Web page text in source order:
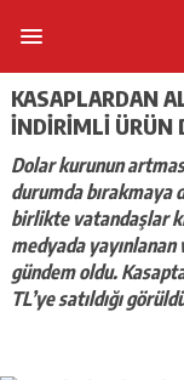
KASAPLARDAN
İNDIRIMLI ÜRÜN
Dolar kurunun
durumda bırakmaya
birlikte vatandaşlar
medyada
gündem oldu.
TL’ye satıldığı